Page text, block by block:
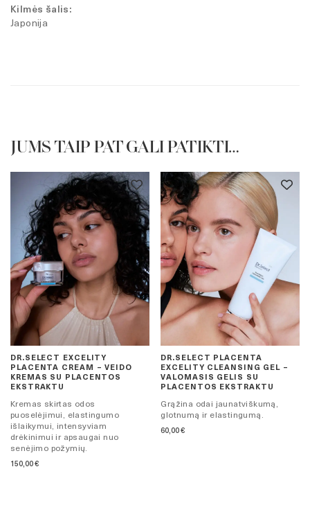
Kilmės šalis:
Japonija
JUMS TAIP PAT GALI PATIKTI…
DR.SELECT EXCELITY
PLACENTA CREAM – VEIDO
KREMAS SU PLACENTOS
EKSTRAKTU
Kremas skirtas odos
puoselėjimui, elastingumo
išlaikymui, intensyviam
drėkinimui ir apsaugai nuo
senėjimo požymių.
150,00€
DR.SELECT PLACENTA
EXCELITY CLEANSING GEL –
VALOMASIS GELIS SU
PLACENTOS EKSTRAKTU
Grąžina odai jaunatviškumą,
glotnumą ir elastingumą.
60,00€